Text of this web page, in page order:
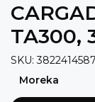
TA300,
SKU:
Moreka